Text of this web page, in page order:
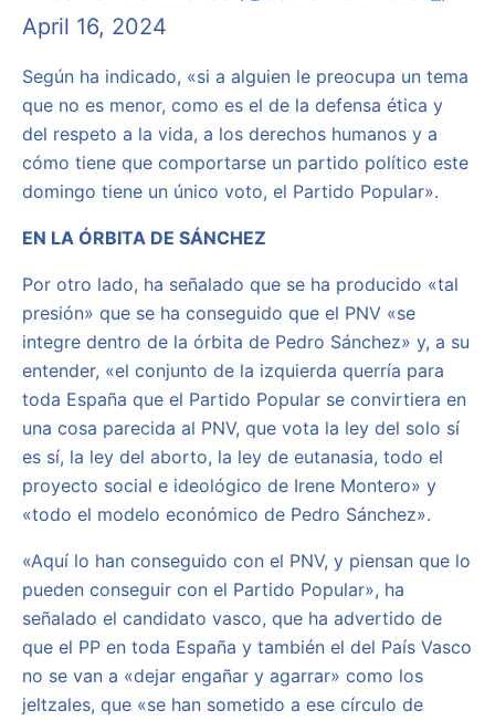
April 16, 2024
Según ha indicado, «si a alguien le preocupa un tema
que no es menor, como es el de la defensa ética y
del respeto a la vida, a los derechos humanos y a
cómo tiene que comportarse un partido político este
domingo tiene un único voto, el Partido Popular».
EN LA ÓRBITA DE SÁNCHEZ
Por otro lado, ha señalado que se ha producido «tal
presión» que se ha conseguido que el PNV «se
integre dentro de la órbita de Pedro Sánchez» y, a su
entender, «el conjunto de la izquierda querría para
toda España que el Partido Popular se convirtiera en
una cosa parecida al PNV, que vota la ley del solo sí
es sí, la ley del aborto, la ley de eutanasia, todo el
proyecto social e ideológico de Irene Montero» y
«todo el modelo económico de Pedro Sánchez».
«Aquí lo han conseguido con el PNV, y piensan que lo
pueden conseguir con el Partido Popular», ha
señalado el candidato vasco, que ha advertido de
que el PP en toda España y también el del País Vasco
no se van a «dejar engañar y agarrar» como los
jeltzales, que «se han sometido a ese círculo de